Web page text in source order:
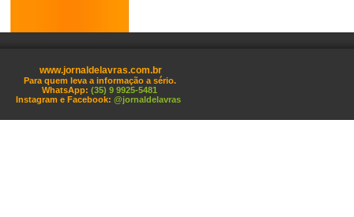
www.jornaldelavras.com.br
Para quem leva a informação a sério.
WhatsApp: (35) 9 9925-5481
Instagram e Facebook: @jornaldelavras